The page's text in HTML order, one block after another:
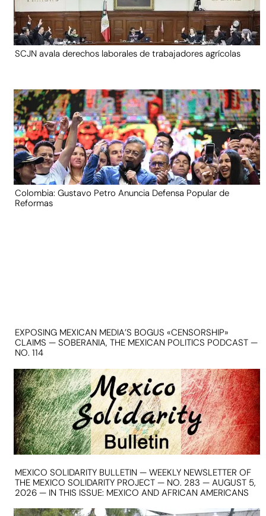
SCJN avala derechos laborales de trabajadores agrícolas
Colombia: Gustavo Petro Anuncia Defensa Popular de
Reformas
EXPOSING MEXICAN MEDIA’S BOGUS «CENSORSHIP»
CLAIMS — SOBERANIA, THE MEXICAN POLITICS PODCAST —
NO. 114
MEXICO SOLIDARITY BULLETIN — WEEKLY NEWSLETTER OF
THE MEXICO SOLIDARITY PROJECT — NO. 283 — AUGUST 5,
2026 — IN THIS ISSUE: MEXICO AND AFRICAN AMERICANS